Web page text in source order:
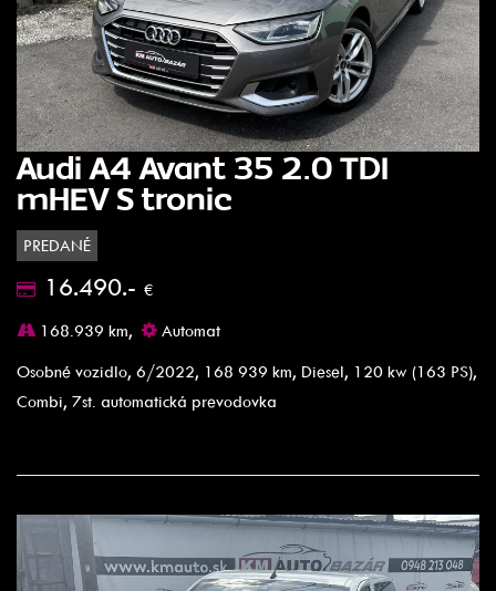
Audi A4 Avant 35 2.0 TDI
mHEV S tronic
PREDANÉ
16.490.- €
168.939 km,
Automat
Osobné vozidlo, 6/2022, 168 939 km, Diesel, 120 kw (163 PS),
Combi, 7st. automatická prevodovka